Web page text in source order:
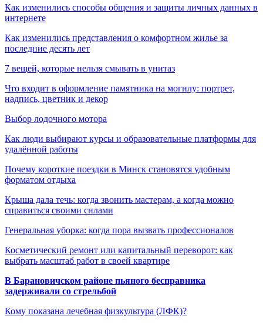
Как изменились способы общения и защиты личных данных в
интернете
Как изменились представления о комфортном жилье за
последние десять лет
7 вещей, которые нельзя смывать в унитаз
Что входит в оформление памятника на могилу: портрет,
надпись, цветник и декор
Выбор лодочного мотора
Как люди выбирают курсы и образовательные платформы для
удалённой работы
Почему короткие поездки в Минск становятся удобным
форматом отдыха
Крыша дала течь: когда звонить мастерам, а когда можно
справиться своими силами
Генеральная уборка: когда пора вызвать профессионалов
Косметический ремонт или капитальный переворот: как
выбрать масштаб работ в своей квартире
В Барановичском районе пьяного бесправника
задерживали со стрельбой
Кому показана лечебная физкультура (ЛФК)?